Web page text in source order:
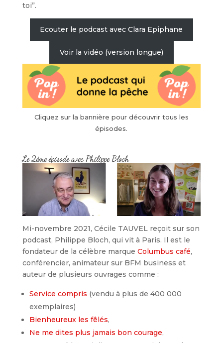
toi”.
Ecouter le podcast avec Clara Epiphane
Voir la vidéo (version longue)
Cliquez sur la bannière pour découvrir tous les
épisodes.
Le 2ème épisode avec Philippe Bloch
Mi-novembre 2021, Cécile TAUVEL reçoit sur son
podcast, Philippe Bloch, qui vit à Paris. Il est le
fondateur de la célèbre marque Columbus café,
conférencier, animateur sur BFM business et
auteur de plusieurs ouvrages comme :
Service compris (vendu à plus de 400 000
exemplaires)
Bienheureux les fêlés,
Ne me dites plus jamais bon courage,